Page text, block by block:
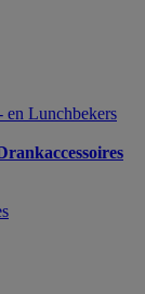
en Lunchbekers